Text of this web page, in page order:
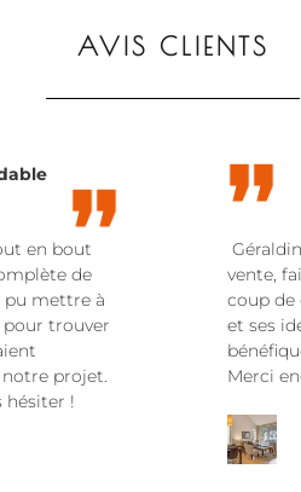
AVIS CLIENTS
en bout
de
pu mettre à
pour trouver
projet.
hésiter !
vente,
coup de
et ses
Merci